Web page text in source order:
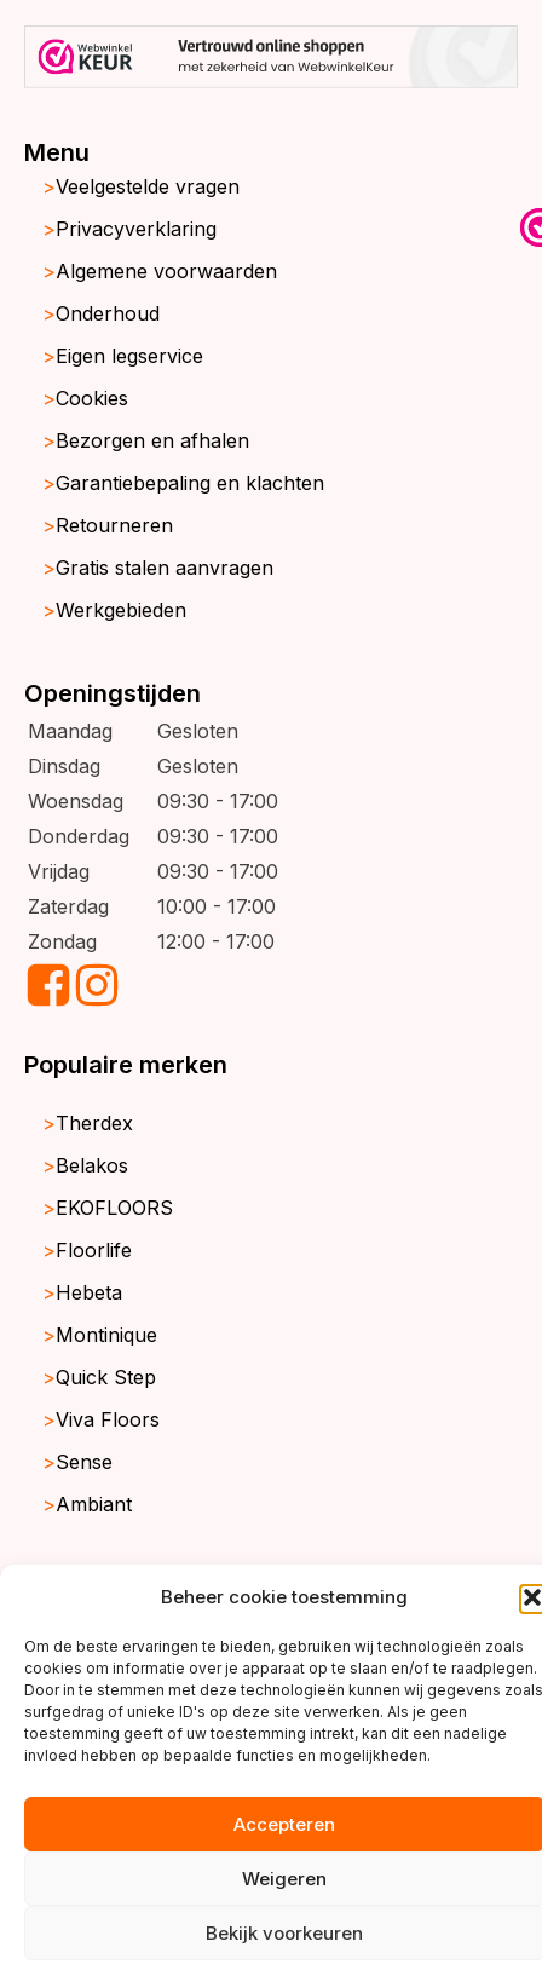
Beheer cookie toestemming
Om de beste ervaringen te bieden, gebruiken wij technologieën zoals
cookies om informatie over je apparaat op te slaan en/of te raadplegen.
Door in te stemmen met deze technologieën kunnen wij gegevens zoals
surfgedrag of unieke ID's op deze site verwerken. Als je geen
toestemming geeft of uw toestemming intrekt, kan dit een nadelige
invloed hebben op bepaalde functies en mogelijkheden.
Accepteren
Weigeren
Bekijk voorkeuren
Menu
Veelgestelde vragen
Privacyverklaring
Algemene voorwaarden
Onderhoud
Eigen legservice
Cookies
Bezorgen en afhalen
Garantiebepaling en klachten
Retourneren
Gratis stalen aanvragen
Werkgebieden
Openingstijden
Maandag
Gesloten
Dinsdag
Gesloten
Woensdag
09:30 - 17:00
Donderdag
09:30 - 17:00
Vrijdag
09:30 - 17:00
Zaterdag
10:00 - 17:00
Zondag
12:00 - 17:00
Populaire merken
Therdex
Belakos
EKOFLOORS
Floorlife
Hebeta
Montinique
Quick Step
Viva Floors
Sense
Ambiant